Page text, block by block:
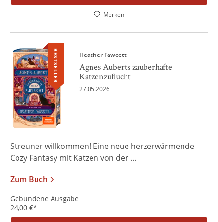
Merken
BESTSELLER Heather Fawcett
Agnes Auberts zauberhafte
Katzenzuflucht
27.05.2026
Streuner willkommen! Eine neue herzerwärmende
Cozy Fantasy mit Katzen von der ...
Zum Buch
Gebundene Ausgabe
24,00 €*